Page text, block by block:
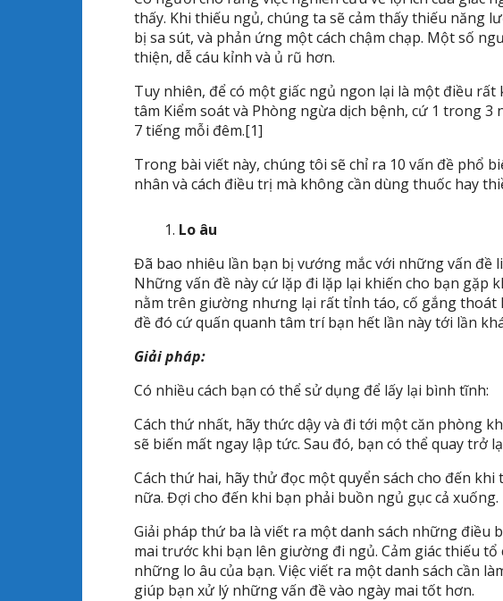
thấy. Khi thiếu ngủ, chúng ta sẽ cảm thấy thiếu năng
bị sa sút, và phản ứng một cách chậm chạp. Một số
thiện, dễ cáu kỉnh và ủ rũ hơn.
Tuy nhiên, để có một giấc ngủ ngon lại là một điều
tâm Kiểm soát và Phòng ngừa dịch bệnh, cứ 1 trong
7 tiếng mỗi đêm.[1]
Trong bài viết này, chúng tôi sẽ chỉ ra 10 vấn đề phổ
nhân và cách điều trị mà không cần dùng thuốc hay
Lo âu
Đã bao nhiêu lần bạn bị vướng mắc với những vấn đề
Những vấn đề này cứ lặp đi lặp lại khiến cho bạn gặp
nằm trên giường nhưng lại rất tỉnh táo, cố gắng
đề đó cứ quấn quanh tâm trí bạn hết lần này tới lần
Giải pháp:
Có nhiều cách bạn có thể sử dụng để lấy lại bình tĩnh:
Cách thứ nhất, hãy thức dậy và đi tới một căn phòng
sẽ biến mất ngay lập tức. Sau đó, bạn có thể quay trở
Cách thứ hai, hãy thử đọc một quyển sách cho đến
nữa. Đợi cho đến khi bạn phải buồn ngủ gục cả xuống.
Giải pháp thứ ba là viết ra một danh sách những điều
mai trước khi bạn lên giường đi ngủ. Cảm giác thiếu
những lo âu của bạn. Việc viết ra một danh sách cần
giúp bạn xử lý những vấn đề vào ngày mai tốt hơn.